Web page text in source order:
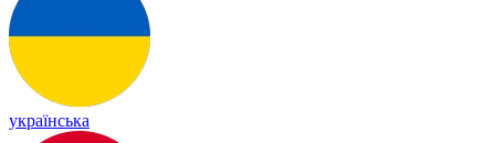
українська